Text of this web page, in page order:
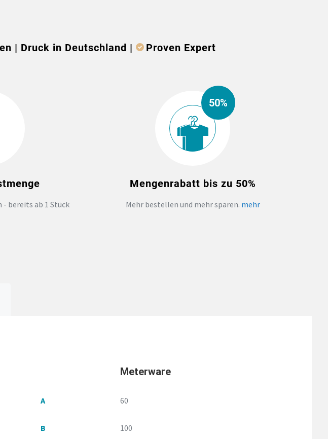
| Druck in Deutschland | Proven Expert
- bereits ab 1 Stück
50%
Mengenrabatt bis zu 50%
Mehr bestellen und mehr sparen. mehr
Meterware
A 60
B 100